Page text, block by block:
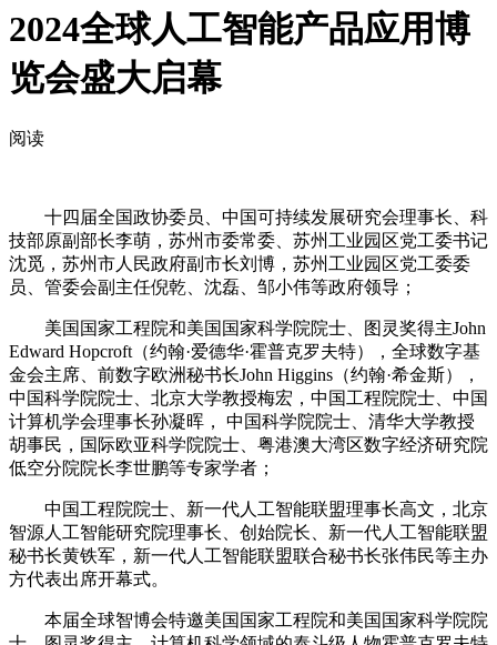
2024全球人工智能产品应用博
览会盛大启幕
阅读
十四届全国政协委员、中国可持续发展研究会理事长、科
技部原副部长李萌，苏州市委常委、苏州工业园区党工委书记
沈觅，苏州市人民政府副市长刘博，苏州工业园区党工委委
员、管委会副主任倪乾、沈磊、邹小伟等政府领导；
美国国家工程院和美国国家科学院院士、图灵奖得主John
Edward Hopcroft（约翰·爱德华·霍普克罗夫特），全球数字基
金会主席、前数字欧洲秘书长John Higgins（约翰·希金斯），
中国科学院院士、北京大学教授梅宏，中国工程院院士、中国
计算机学会理事长孙凝晖， 中国科学院院士、清华大学教授
胡事民，国际欧亚科学院院士、粤港澳大湾区数字经济研究院
低空分院院长李世鹏等专家学者；
中国工程院院士、新一代人工智能联盟理事长高文，北京
智源人工智能研究院理事长、创始院长、新一代人工智能联盟
秘书长黄铁军，新一代人工智能联盟联合秘书长张伟民等主办
方代表出席开幕式。
本届全球智博会特邀美国国家工程院和美国国家科学院院